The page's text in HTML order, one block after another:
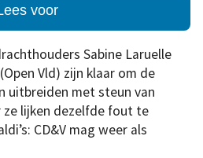
voor
Sabine Laruelle
Vld) zijn klaar om de
uitbreiden met steun van
ze lijken dezelfde fout te
CD&V mag weer als